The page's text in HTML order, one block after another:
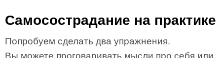
Самосострадание на практике
Попробуем сделать два упражнения.
Вы можете проговаривать мысли про себя или